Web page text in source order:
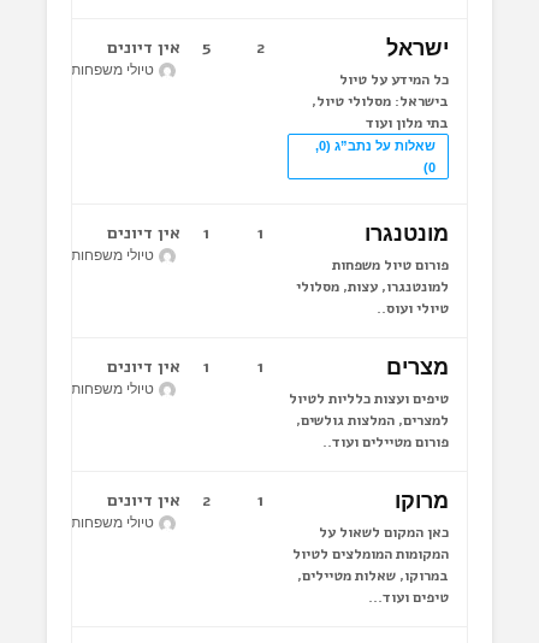
ישראל
כל המידע על טיול
בישראל: מסלולי טיול,
בתי מלון ועוד
שאלות על נתב”ג (0,
0)
2
5 אין דיונים
טיולי משפחות לחו"ל
מונטנגרו
פורום טיול משפחות
למונטנגרו, עצות, מסלולי
טיולי ועוס..
1
1 אין דיונים
טיולי משפחות לחו"ל
מצרים
טיפים ועצות כלליות לטיול
למצרים, המלצות גולשים,
פורום מטיילים ועוד..
1
1 אין דיונים
טיולי משפחות לחו"ל
מרוקו
כאן המקום לשאול על
המקומות המומלצים לטיול
במרוקו, שאלות מטיילים,
טיפים ועוד...
1
2 אין דיונים
טיולי משפחות לחו"ל